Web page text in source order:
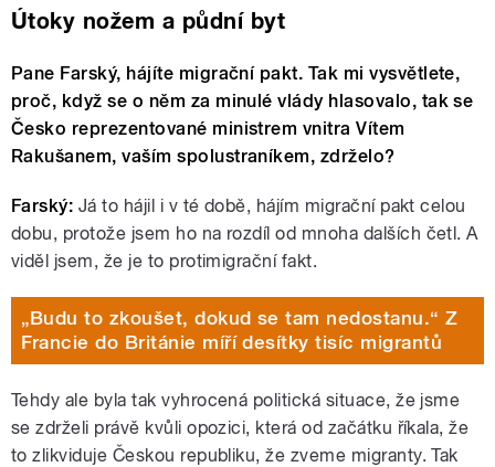
Útoky nožem a půdní byt
Pane Farský, hájíte migrační pakt. Tak mi vysvětlete,
proč, když se o něm za minulé vlády hlasovalo, tak se
Česko reprezentované ministrem vnitra Vítem
Rakušanem, vaším spolustraníkem, zdrželo?
Farský: Já to hájil i v té době, hájím migrační pakt celou
dobu, protože jsem ho na rozdíl od mnoha dalších četl. A
viděl jsem, že je to protimigrační fakt.
„Budu to zkoušet, dokud se tam nedostanu.“ Z
Francie do Británie míří desítky tisíc migrantů
Tehdy ale byla tak vyhrocená politická situace, že jsme
se zdrželi právě kvůli opozici, která od začátku říkala, že
to zlikviduje Českou republiku, že zveme migranty. Tak